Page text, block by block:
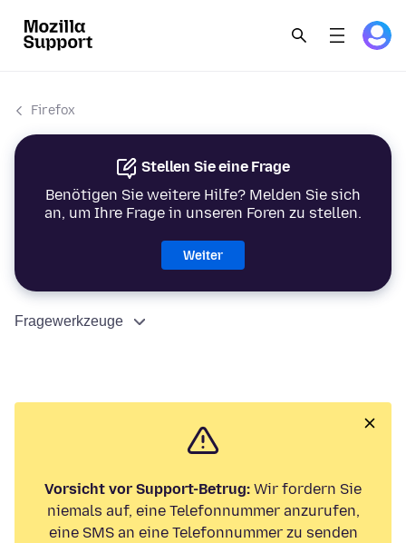
Firefox
Stellen Sie eine Frage
Benötigen Sie weitere Hilfe? Melden Sie sich
an, um Ihre Frage in unseren Foren zu stellen.
Weiter
Fragewerkzeuge
Vorsicht vor Support-Betrug: Wir fordern Sie
niemals auf, eine Telefonnummer anzurufen,
eine SMS an eine Telefonnummer zu senden